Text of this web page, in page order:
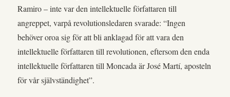
Ramiro – inte var den intellektuelle författaren till
angreppet, varpå revolutionsledaren svarade: “Ingen
behöver oroa sig för att bli anklagad för att vara den
intellektuelle författaren till revolutionen, eftersom den enda
intellektuelle författaren till Moncada är José Martí, aposteln
för vår självständighet”.